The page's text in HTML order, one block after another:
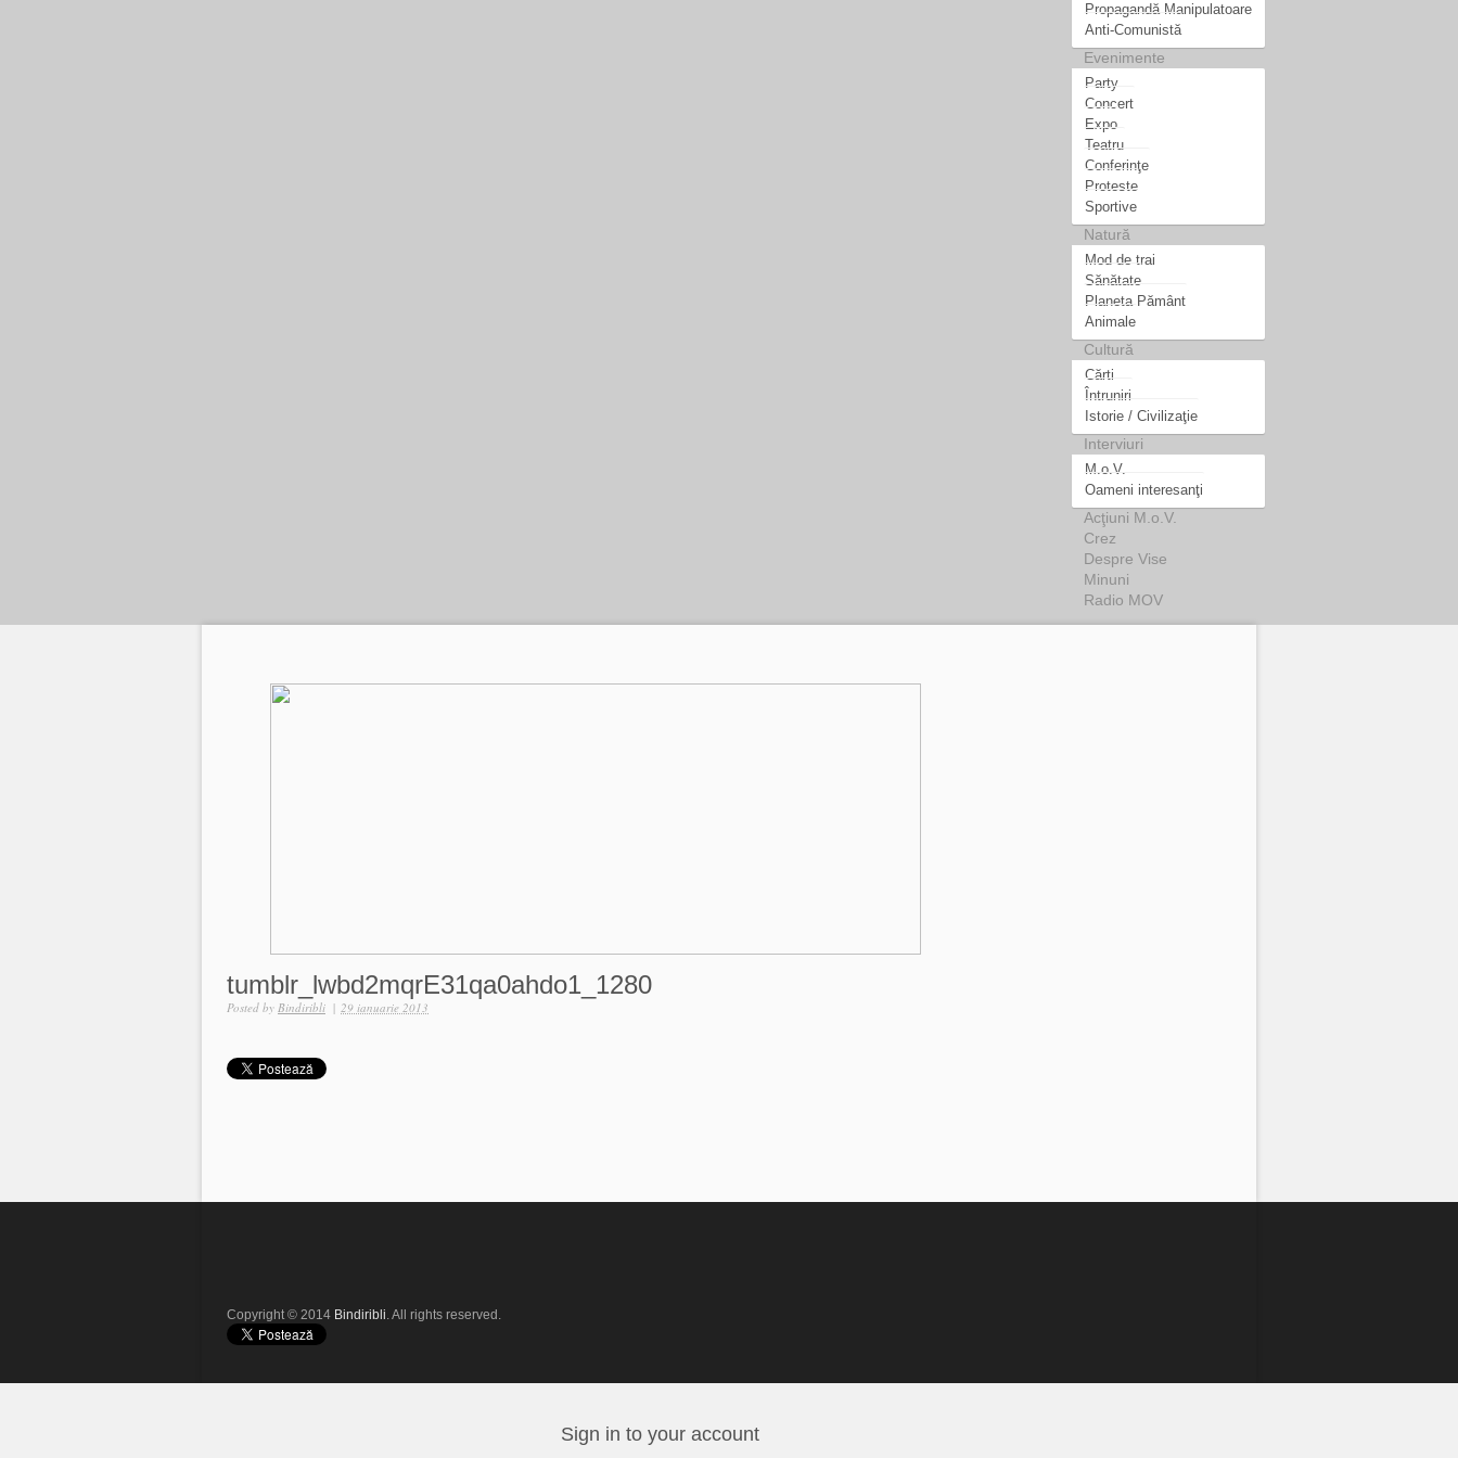
Propagandă Manipulatoare
Anti-Comunistă
Evenimente
Party
Concert
Expo
Teatru
Conferinţe
Proteste
Sportive
Natură
Mod de trai
Sănătate
Planeta Pământ
Animale
Cultură
Cărti
Întruniri
Istorie / Civilizaţie
Interviuri
M.o.V.
Oameni interesanţi
Acţiuni M.o.V.
Crez
Despre Vise
Minuni
Radio MOV
tumblr_lwbd2mqrE31qa0ahdo1_1280
Posted by Bindiribli | 29 ianuarie 2013
Copyright © 2014 Bindiribli. All rights reserved.
Sign in to your account